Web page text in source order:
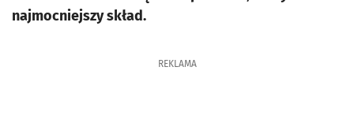
najmocniejszy skład.
REKLAMA